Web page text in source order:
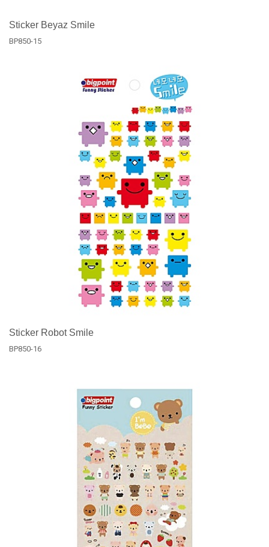
Sticker Beyaz Smile
BP850-15
Sticker Robot Smile
BP850-16